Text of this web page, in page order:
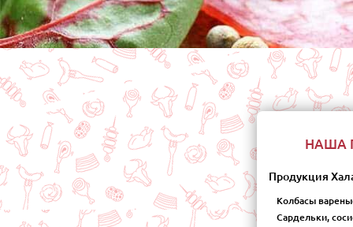
НАША
Продукция
Колбасы
Сардельки,